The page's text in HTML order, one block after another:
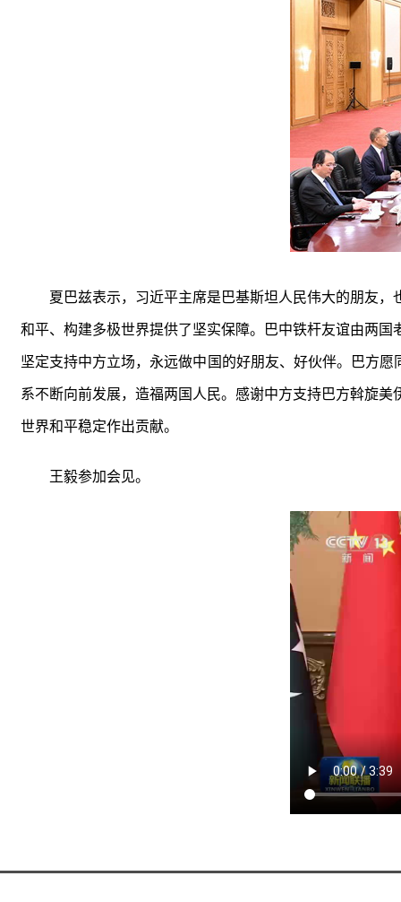
夏巴兹表示，习近平主席是巴基斯坦人民伟大的朋友
和平、构建多极世界提供了坚实保障。巴中铁杆友谊由两
坚定支持中方立场，永远做中国的好朋友、好伙伴。巴方
系不断向前发展，造福两国人民。感谢中方支持巴方斡旋
世界和平稳定作出贡献。
王毅参加会见。